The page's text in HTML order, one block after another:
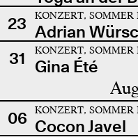
23
KONZERT, SOMMER
Adrian
31
KONZERT, SOMMER
Gina Été
06 KONZERT, SOMMER
Cocon Javel